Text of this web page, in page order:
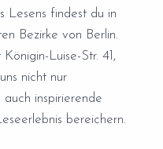
Lesens findest du in
Bezirke von Berlin.
Luise-Str. 41,
nicht nur
inspirierende
bereichern.